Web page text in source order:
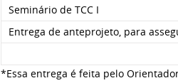
Seminário de TCC I
Entrega de anteprojeto, para
*Essa entrega é feita pelo